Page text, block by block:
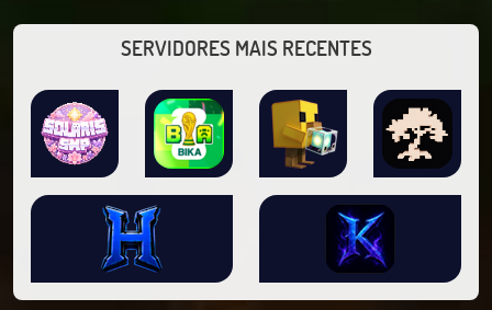
SERVIDORES MAIS RECENTES